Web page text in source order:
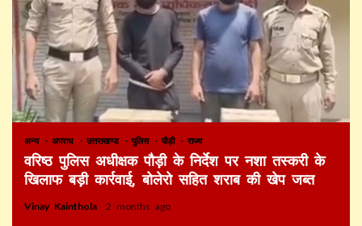
अन्य अपराध उत्तराखण्ड पुलिस पौड़ी राज्य
वरिष्ठ पुलिस अधीक्षक पौड़ी के निर्देश पर नशा तस्करी के
खिलाफ बड़ी कार्रवाई, बोलेरो सहित शराब की खेप जब्त
Vinay Kainthola 2 months ago